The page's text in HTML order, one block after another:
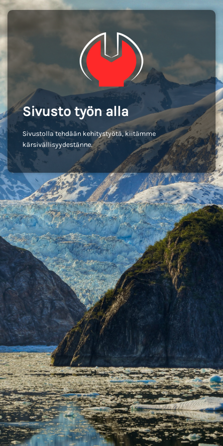
Sivusto työn alla
Sivustolla tehdään kehitystyötä, kiitämme
kärsivällisyydestänne.